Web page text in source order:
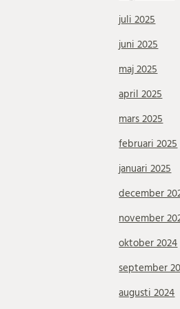
juli 2025
juni 2025
maj 2025
april 2025
mars 2025
februari 2025
januari 2025
december
november
oktober 2024
september
augusti 2024